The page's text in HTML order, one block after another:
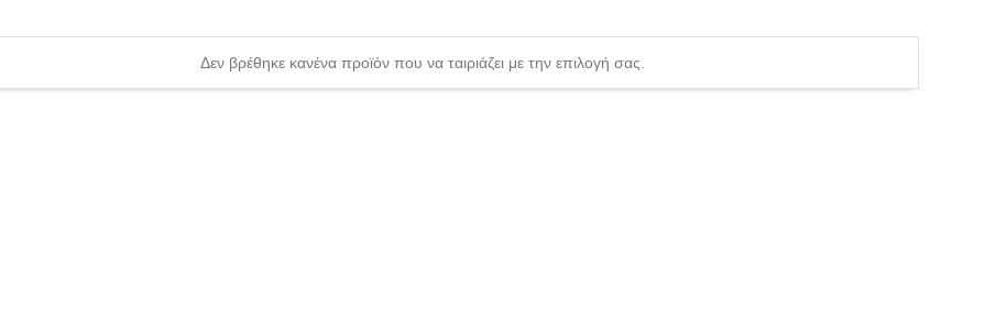
Δεν βρέθηκε κανένα προϊόν που να ταιριάζει με την επιλογή σας.